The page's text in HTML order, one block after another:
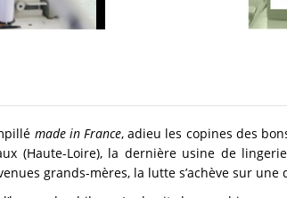
made in France, adieu les copines des
(Haute-Loire), la dernière usine de
grands-mères, la lutte s’achève sur une